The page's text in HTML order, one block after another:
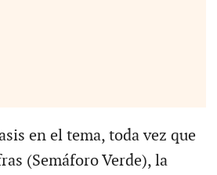
en el tema, toda vez que
(Semáforo Verde), la